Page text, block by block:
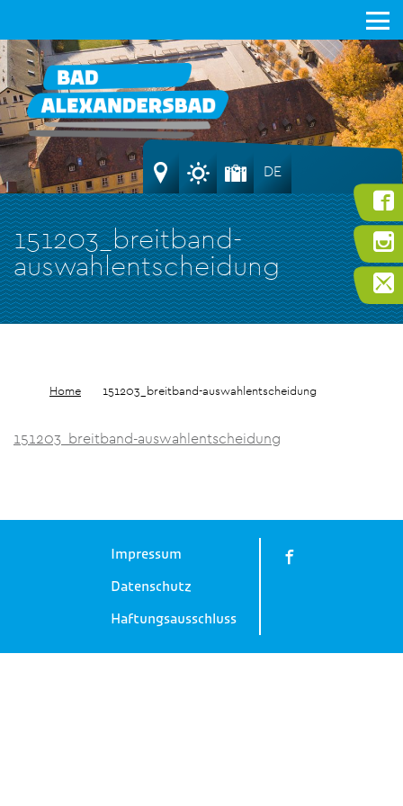
151203_breitband-
auswahlentscheidung
DE
Home 151203_breitband-auswahlentscheidung
151203_breitband-auswahlentscheidung
Impressum
Datenschutz
Haftungsausschluss